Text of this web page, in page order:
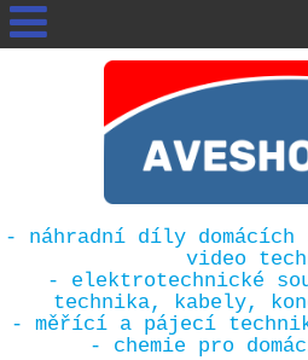
- náhradní díly
video
- elektrotechnické
technika, kabely,
- měřící a pájecí
- chemie pro